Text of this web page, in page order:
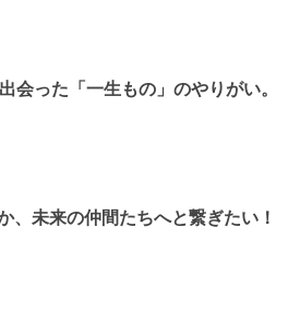
った「一生もの」のやりがい。
、未来の仲間たちへと繋ぎたい！